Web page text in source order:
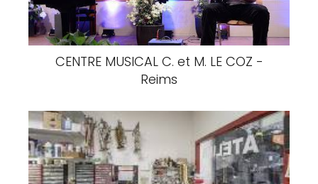
CENTRE MUSICAL C. et M. LE COZ -
Reims